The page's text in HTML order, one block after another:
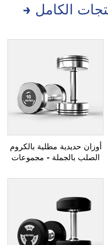
الكامل →
أوزان حديدية مطلية بالكروم
الصلب بالجملة - مجموعات
للصالات الرياضية التجارية